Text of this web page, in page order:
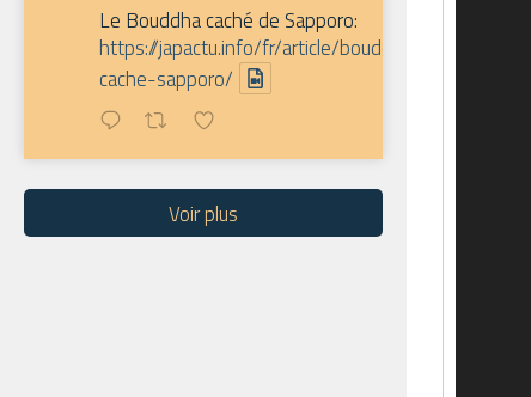
Le Bouddha caché de Sapporo:
https://japactu.info/fr/article/bouddha-
cache-sapporo/
Voir plus